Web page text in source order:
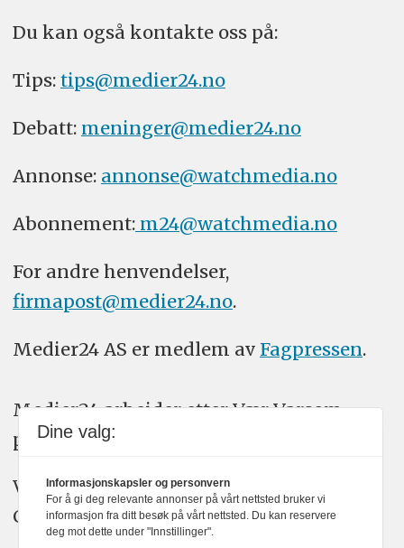
Du kan også kontakte oss på:
Tips: tips@medier24.no
Debatt: meninger@medier24.no
Annonse: annonse@watchmedia.no
Abonnement:m24@watchmedia.no
For andre henvendelser,
firmapost@medier24.no.
Medier24 AS er medlem av Fagpressen.
Medier24 arbeider etter Vær Varsom-
plakatens regler for god presseskikk.
Vi bruker KI-verktøy som ChatGPT,
Claude, og Gemini i journalistikken vår.
Dine valg:
Informasjonskapsler og personvern
For å gi deg relevante annonser på vårt nettsted bruker vi
informasjon fra ditt besøk på vårt nettsted. Du kan reservere
deg mot dette under "Innstillinger".